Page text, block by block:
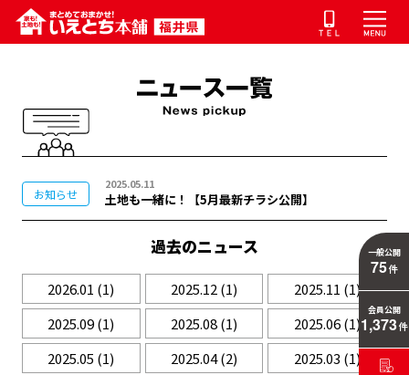
お知らせ
2025.05.11
土地も一緒に！【5月最新チラシ公開】
過去のニュース
2026.01 (1) 2025.12(1) 2025.11 (1)
2025.09(1) 2025.08(1) 2025.06(1)
2025.05 (1) 2025.04(2) 2025.03 (1)
一般公開
75件
会員公開
1,373件